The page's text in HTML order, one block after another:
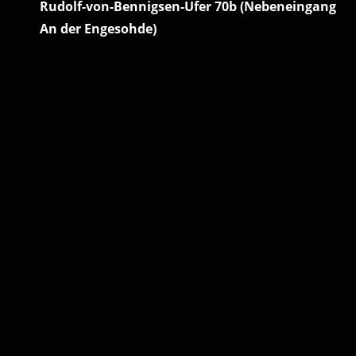
Rudolf-von-Bennigsen-Ufer 70b (Nebeneingang
An der Engesohde)